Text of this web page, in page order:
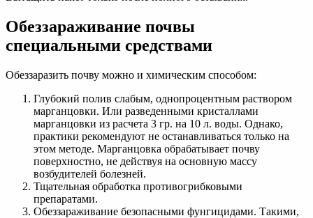
Обеззараживание почвы
специальными средствами
Обеззаразить почву можно и химическим способом:
Глубокий полив слабым, однопроцентным раствором
марганцовки. Или разведенными кристаллами
марганцовки из расчета 3 гр. на 10 л. воды. Однако,
практики рекомендуют не останавливаться только на
этом методе. Марганцовка обрабатывает почву
поверхностно, не действуя на основную массу
возбудителей болезней.
Тщательная обработка противогрибковыми
препаратами.
Обеззараживание безопасными фунгицидами. Такими,